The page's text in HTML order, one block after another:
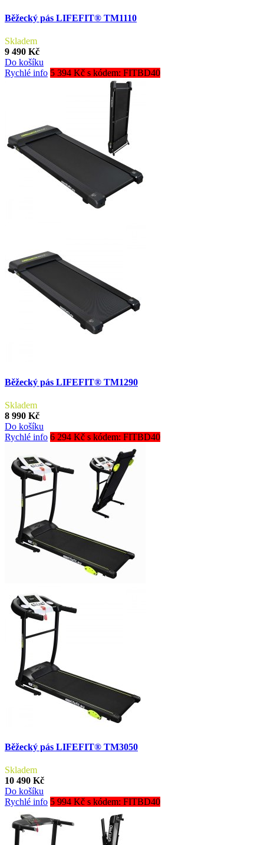
Běžecký pás LIFEFIT® TM1110
Skladem
9 490 Kč
Do košíku
Rychlé info 5 394 Kč s kódem: FITBD40
Běžecký pás LIFEFIT® TM1290
Skladem
8 990 Kč
Do košíku
Rychlé info 6 294 Kč s kódem: FITBD40
Běžecký pás LIFEFIT® TM3050
Skladem
10 490 Kč
Do košíku
Rychlé info 5 994 Kč s kódem: FITBD40